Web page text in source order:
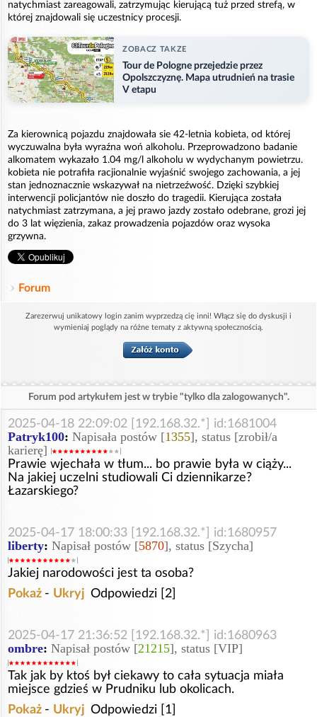
natychmiast zareagowali, zatrzymując kierującą tuż przed strefą, w
której znajdowali się uczestnicy procesji.
ZOBACZ TAKZE
Tour de Pologne przejedzie przez
Opolszczyznę. Mapa utrudnień na trasie
V etapu
Za kierownicą pojazdu znajdowała sie 42-letnia kobieta, od której
wyczuwalna była wyraźna woń alkoholu. Przeprowadzono badanie
alkomatem wykazało 1.04 mg/l alkoholu w wydychanym powietrzu.
kobieta nie potrafiła racjionalnie wyjaśnić swojego zachowania, a jej
stan jednoznacznie wskazywał na nietrzeźwość. Dzięki szybkiej
interwencji policjantów nie doszło do tragedii. Kierująca została
natychmiast zatrzymana, a jej prawo jazdy zostało odebrane, grozi jej
do 3 lat więzienia, zakaz prowadzenia pojazdów oraz wysoka
grzywna.
Forum
Zarezerwuj unikatowy login zanim wyprzedzą cię inni! Włącz się do dyskusji i
wymieniaj poglądy na różne tematy z aktywną społecznością.
Forum pod artykułem jest w trybie "tylko dla zalogowanych".
2025-04-18 22:09:02 [192.168.32.*] id:1681004
Patryk100: Napisała postów [1355], status [zrobił/a
karierę]
Prawie wjechała w tłum... bo prawie była w ciąży...
Na jakiej uczelni studiowali Ci dziennikarze?
Łazarskiego?
2025-04-17 18:00:33 [192.168.32.*] id:1680957
liberty: Napisał postów [5870], status [Szycha]
Jakiej narodowości jest ta osoba?
Pokaż - Ukryj Odpowiedzi [2]
2025-04-17 21:36:52 [192.168.32.*] id:1680963
ombre: Napisał postów [21215], status [VIP]
Tak jak by ktoś był ciekawy to cała sytuacja miała
miejsce gdzieś w Prudniku lub okolicach.
Pokaż - Ukryj Odpowiedzi [1]